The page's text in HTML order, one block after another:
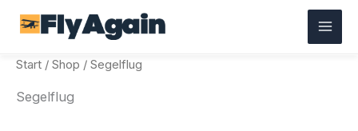
Inhalt
Start / Shop / Segelflug
Segelflug